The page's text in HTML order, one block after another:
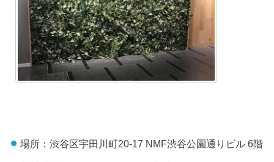
場所：渋谷区宇田川町20-17 NMF渋谷公園通りビル 6階